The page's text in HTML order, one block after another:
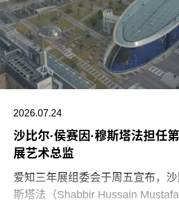
Southeast Asian Art: A Critical
公众开放。展览将汇集40余位艺
纺织、装置、影像、绘画、雕塑
2026.07.24
沙比尔·侯赛因·穆斯塔法担任
展艺术总监
爱知三年展组委会于周五宣布，沙
斯塔法（Shabbir Hussain